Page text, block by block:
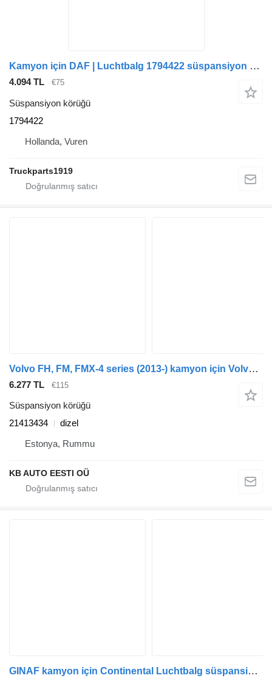
Kamyon için DAF | Luchtbalg 1794422 süspansiyon körüğü
4.094 TL €75
Süspansiyon körüğü
1794422
Hollanda, Vuren
Truckparts1919
Volvo FH, FM, FMX-4 series (2013-) kamyon için Volvo FH (01.13-) 21413434 süspansiyon körüğü
6.277 TL €115
Süspansiyon körüğü
21413434
dizel
Estonya, Rummu
KB AUTO EESTI OÜ
GINAF kamyon için Continental Luchtbalg süspansiyon körüğü